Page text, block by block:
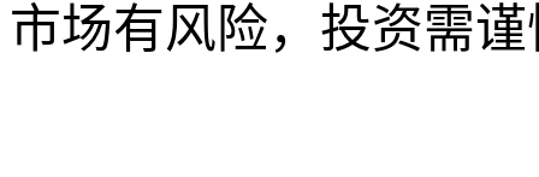
市场有风险，投资需